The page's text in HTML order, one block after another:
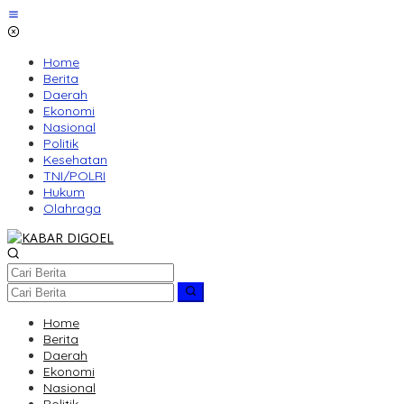
Lewati
ke
Home
Berita
Daerah
Ekonomi
Nasional
Politik
Kesehatan
TNI/POLRI
Hukum
Olahraga
Home
Berita
Daerah
Ekonomi
Nasional